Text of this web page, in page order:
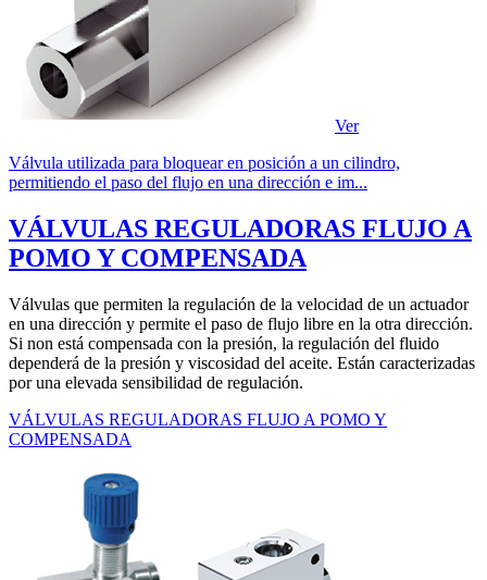
Ver
Válvula utilizada para bloquear en posición a un cilindro,
permitiendo el paso del flujo en una dirección e im...
VÁLVULAS REGULADORAS FLUJO A
POMO Y COMPENSADA
Válvulas que permiten la regulación de la velocidad de un actuador
en una dirección y permite el paso de flujo libre en la otra dirección.
Si non está compensada con la presión, la regulación del fluido
dependerá de la presión y viscosidad del aceite. Están caracterizadas
por una elevada sensibilidad de regulación.
VÁLVULAS REGULADORAS FLUJO A POMO Y
COMPENSADA